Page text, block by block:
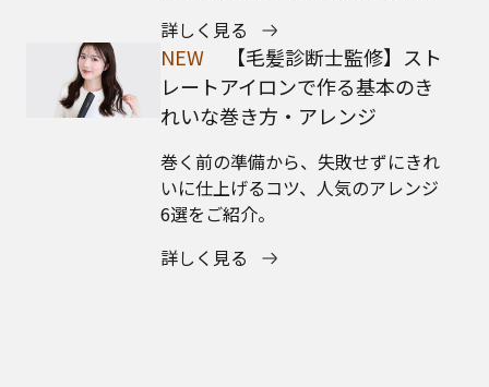
詳しく見る
NEW
【毛髪診断士監修】スト
レートアイロンで作る基本のき
れいな巻き方・アレンジ
巻く前の準備から、失敗せずにきれ
いに仕上げるコツ、人気のアレンジ
6選をご紹介。
詳しく見る